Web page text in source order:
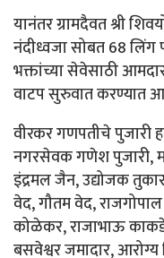
यानंतर ग्रामदैवत श्री
नंदीध्वजा सोबत 68 लिंग
भक्तांच्या सेवेसाठी
वाटप सुरुवात करण्यात
वीरकर गणपतीचे पुजारी
नगरसेवक गणेश पुजारी,
इंद्रमल जैन, उद्योजक
वेद, गौतम वेद,
कोळेकर, राजाभाऊ
बसवेश्वर जमादार, आरोग्य